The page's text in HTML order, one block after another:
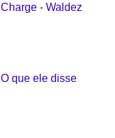
Charge - Waldez
O que ele disse